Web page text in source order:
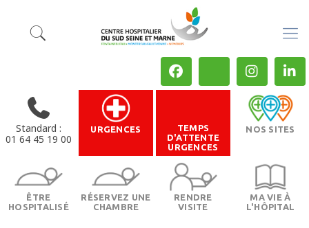
Standard :
01 64 45 19 00
URGENCES
TEMPS
D'ATTENTE
URGENCES
NOS SITES
ÊTRE
HOSPITALISÉ
RÉSERVEZ UNE
CHAMBRE
RENDRE
VISITE
MA VIE À
L'HÔPITAL